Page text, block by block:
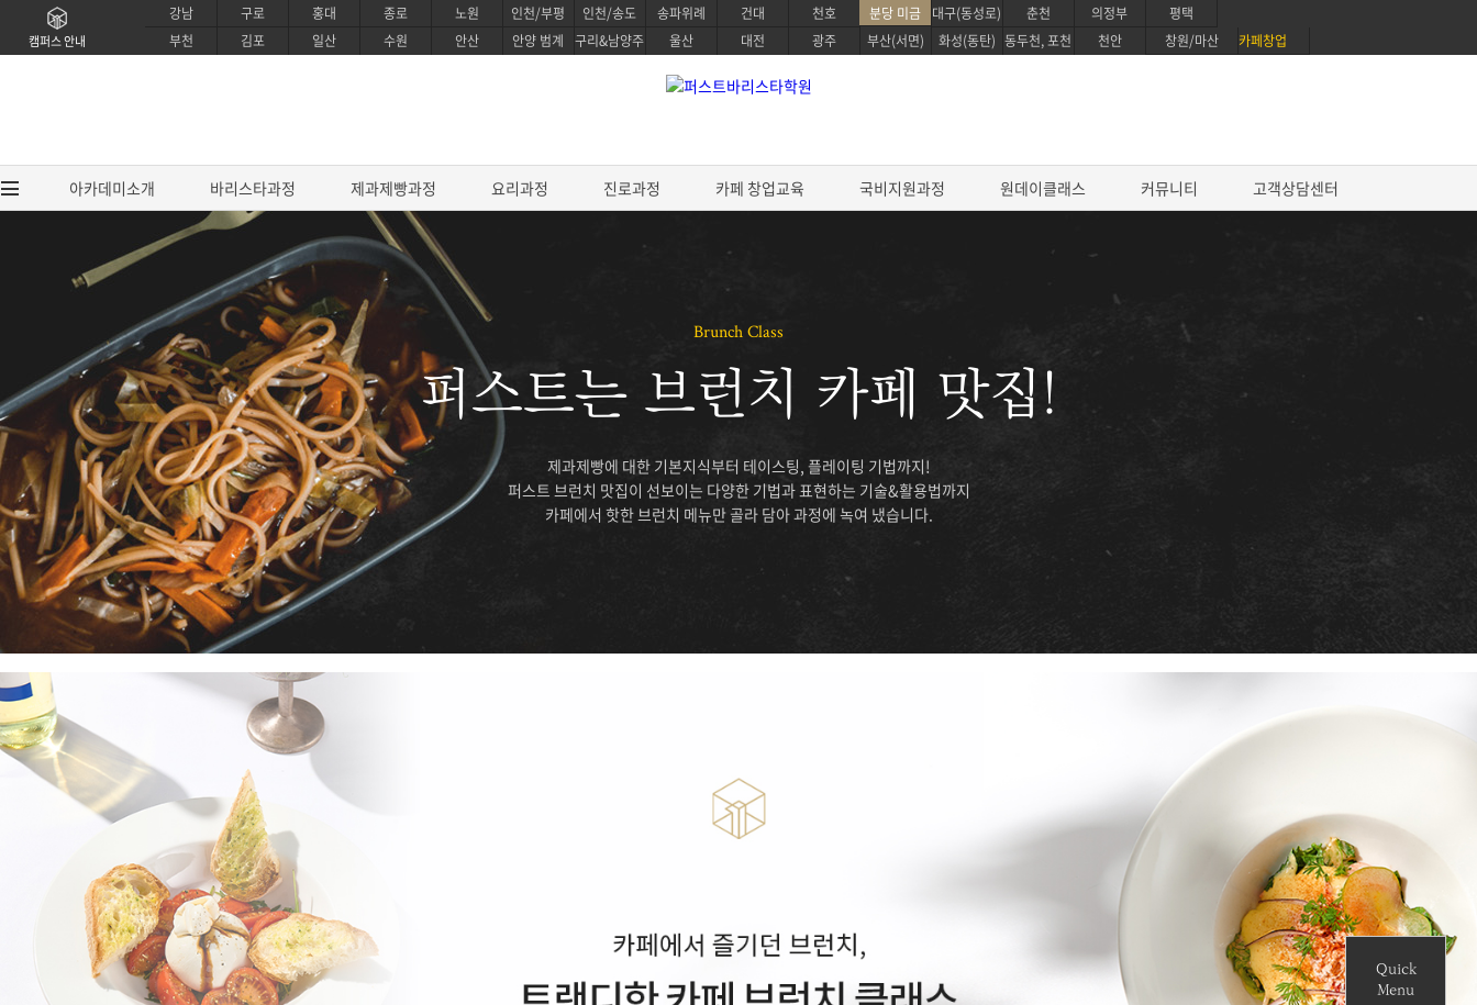
캠퍼스 안내
강남 홍대
구로 종로 건대 천호
노원 인천/송도 송파위례 분당 미금
인천/부평
부천
김포 일산 수원 안산 안양 범계 구리&남양주 울산 대전 광주 부산(서면) 화성(동탄)
춘천
천안
대구(동성로)
의정부
동두천, 포천
평택
창원/마산
카페창업
아카데미소개
브랜드소개
CI소개
강사소개
교육시설소개
제휴안내
지점위치안내
바리스타과정
EUCA 바리스타 스킬
EUCA 라떼아트 디자인
EUCA 센서리 커핑&테이스팅
SCA / IBS 바리스타 스킬
SCA 센서리&브루잉
SCA 그린커피&로스팅
커피제조 마스터 과정
커피 바리스타 심화
베이킹 클래스
베이킹 마스터 패키지
제과/제빵기능사
원데이 베이킹 클래스
케이크 마스터 프로
타르트 마스터 프로
생활양식 마스터
파스타 전문 마스터
전통일본요리 프로
조리기능사 필기
한식조리 기능사
양식조리 기능사
진로과정
프로 파티쉐 진로과정
퍼스트 커리어 패스웨이
카페 창업교육
카페창업 컨설팅
카페창업 메뉴반
베이커리 카페창업 메뉴반
펫푸드 자격증 과정
브런치카페 메뉴반
창업 컨설팅 후기
퍼스트 카페 가맹 상담신청
수강생 후기
취업현황게시판
채용정보등록 (기업)
아카데미소개 바리스타과정 제과제빵과정 요리과정 진로과정 카페 창업교육 국비지원과정 원데이클래스 커뮤니티 고객상담센터
Quick
Menu
Brunch Class
퍼스트는 브런치 카페 맛집!
제과제빵에 대한 기본지식부터 테이스팅, 플레이팅 기법까지!
퍼스트 브런치 맛집이 선보이는 다양한 기법과 표현하는 기술&활용법까지
카페에서 핫한 브런치 메뉴만 골라 담아 과정에 녹여 냈습니다.